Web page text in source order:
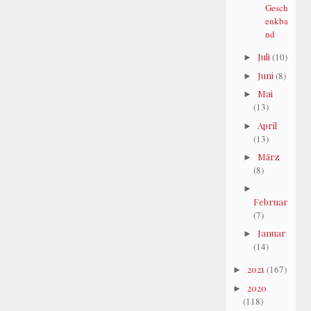
Gesch
enkba
nd
► Juli (10)
► Juni (8)
► Mai
(13)
► April
(13)
► März
(8)
►
Februar
(7)
► Januar
(14)
► 2021 (167)
► 2020
(118)